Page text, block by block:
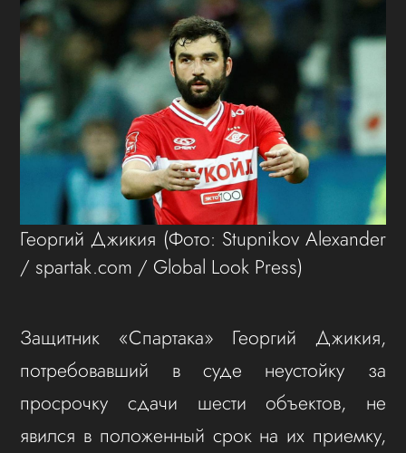
Георгий Джикия (Фото: Stupnikov Alexander
/ spartak.com / Global Look Press)
Защитник «Спартака» Георгий Джикия,
потребовавший в суде неустойку за
просрочку сдачи шести объектов, не
явился в положенный срок на их приемку,